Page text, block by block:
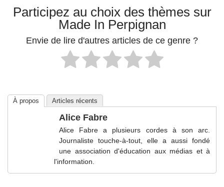
Participez au choix des thèmes sur
Made In Perpignan
Envie de lire d'autres articles de ce genre ?
À propos Articles récents
Alice Fabre
Alice Fabre a plusieurs cordes à son arc.
Journaliste touche-à-tout, elle a aussi fondé
une association d'éducation aux médias et à
l'information.